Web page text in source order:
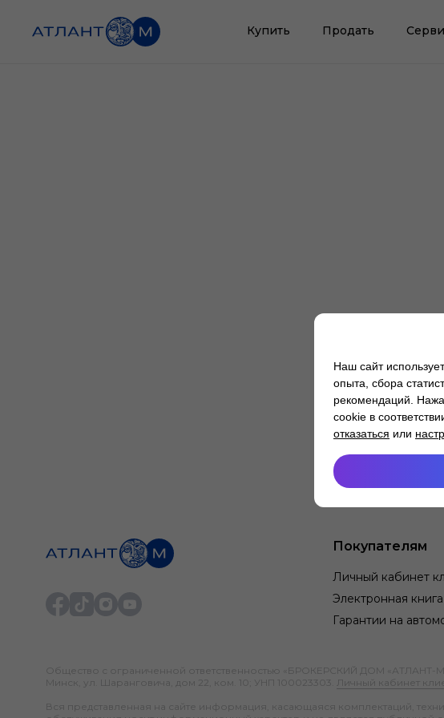
Купить Продать
Покупателям
Личный кабинет
Электронная
Гарантии на
Общество с ограниченной ответственностью «БРОКЕРСКИЙ ДОМ «АТЛАНТ-
Минск, ул. Шаранговича, дом 22, ком. 10; УНП 100023303.
Личный кабинет
Вся представленная на сайте информация, касающаяся комплектаций,
Наш сайт
опыта, сбора
рекомендаций.
cookie в
отказаться или